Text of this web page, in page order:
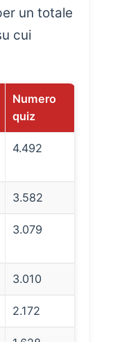
un totale
cui
Numero
quiz
4.492
3.582
3.079
3.010
2.172